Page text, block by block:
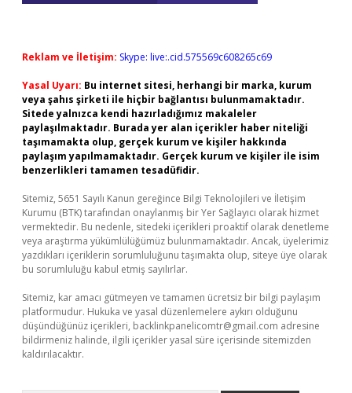
Reklam ve İletişim: Skype: live:.cid.575569c608265c69
Yasal Uyarı: Bu internet sitesi, herhangi bir marka, kurum
veya şahıs şirketi ile hiçbir bağlantısı bulunmamaktadır.
Sitede yalnızca kendi hazırladığımız makaleler
paylaşılmaktadır. Burada yer alan içerikler haber niteliği
taşımamakta olup, gerçek kurum ve kişiler hakkında
paylaşım yapılmamaktadır. Gerçek kurum ve kişiler ile isim
benzerlikleri tamamen tesadüfidir.
Sitemiz, 5651 Sayılı Kanun gereğince Bilgi Teknolojileri ve İletişim
Kurumu (BTK) tarafından onaylanmış bir Yer Sağlayıcı olarak hizmet
vermektedir. Bu nedenle, sitedeki içerikleri proaktif olarak denetleme
veya araştırma yükümlülüğümüz bulunmamaktadır. Ancak, üyelerimiz
yazdıkları içeriklerin sorumluluğunu taşımakta olup, siteye üye olarak
bu sorumluluğu kabul etmiş sayılırlar.
Sitemiz, kar amacı gütmeyen ve tamamen ücretsiz bir bilgi paylaşım
platformudur. Hukuka ve yasal düzenlemelere aykırı olduğunu
düşündüğünüz içerikleri, backlinkpanelicomtr@gmail.com adresine
bildirmeniz halinde, ilgili içerikler yasal süre içerisinde sitemizden
kaldırılacaktır.